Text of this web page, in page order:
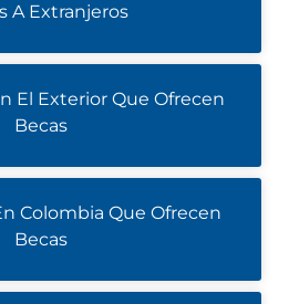
A Extranjeros
El Exterior Que Ofrecen
Becas
Colombia Que Ofrecen
Becas